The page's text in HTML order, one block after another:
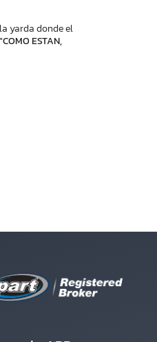
yarda donde el
ESTAN,